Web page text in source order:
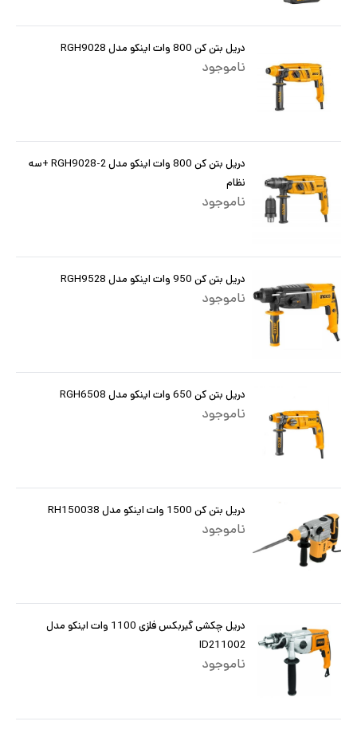
دریل بتن کن 800 وات اینکو مدل RGH9028
ناموجود
دریل بتن کن 800 وات اینکو مدل RGH9028-2 +سه
نظام
ناموجود
دریل بتن کن 950 وات اینکو مدل RGH9528
ناموجود
دریل بتن کن 650 وات اینکو مدل RGH6508
ناموجود
دریل بتن کن 1500 وات اینکو مدل RH150038
ناموجود
دریل چکشی گیربکس فلزی 1100 وات اینکو مدل
ID211002
ناموجود